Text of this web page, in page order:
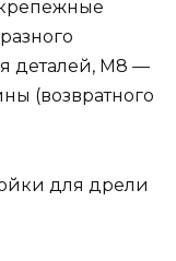
деталей, М8 —
(возвратного
для дрели